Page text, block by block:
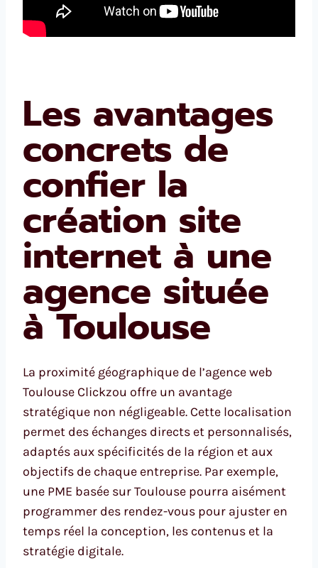
Les avantages
concrets de
confier la
création site
internet à une
agence située
à Toulouse
La proximité géographique de l’agence web
Toulouse Clickzou offre un avantage
stratégique non négligeable. Cette localisation
permet des échanges directs et personnalisés,
adaptés aux spécificités de la région et aux
objectifs de chaque entreprise. Par exemple,
une PME basée sur Toulouse pourra aisément
programmer des rendez-vous pour ajuster en
temps réel la conception, les contenus et la
stratégie digitale.